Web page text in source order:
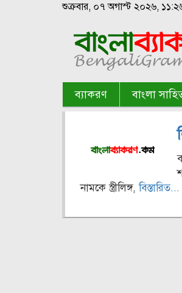
শুক্রবার, ০৭ অগাস্ট ২০২৬, ১১:২৬
ব্যাকরণ বাংলা
নামকে স্ত্রীলিঙ্গ,বিস্তারিত...